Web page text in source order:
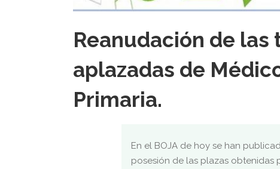
Reanudación de las
aplazadas de
Primaria.
En el BOJA de hoy se han
posesión de las plazas obtenidas